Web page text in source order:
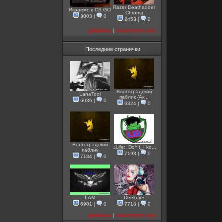
Играемс в CS:GO
3003 | 0
Razer Deathadder
Chroma
2453 | 0
добавить | посмотреть все
Последние странички
LanaTool
6036 | 0
Волгоградский
паблик (Ак...
6324 | 0
Волгоградский
паблик
7184 | 0
.:Life:. Do^It_| ko...
7198 | 0
LAM
6981 | 0
DeekeyS
7718 | 0
добавить | посмотреть все